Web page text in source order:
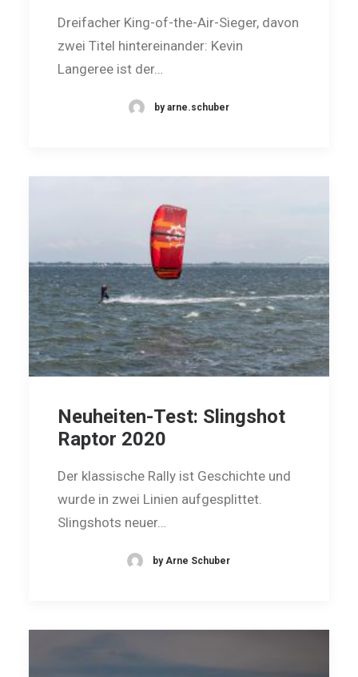
Dreifacher King-of-the-Air-Sieger, davon
zwei Titel hintereinander: Kevin
Langeree ist der…
by arne.schuber
Neuheiten-Test: Slingshot
Raptor 2020
Der klassische Rally ist Geschichte und
wurde in zwei Linien aufgesplittet.
Slingshots neuer…
by Arne Schuber